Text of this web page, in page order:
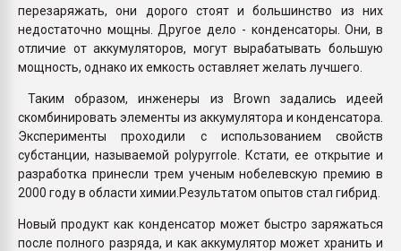
ПЕРЕЙТИ НА
перезаряжать, они дорого стоят и большинство из них
недостаточно мощны. Другое дело - конденсаторы. Они, в
отличие от аккумуляторов, могут вырабатывать большую
мощность, однако их емкость оставляет желать лучшего.
Таким образом, инженеры из Brown задались идеей
скомбинировать элементы из аккумулятора и конденсатора.
Эксперименты проходили с использованием свойств
субстанции, называемой polypyrrole. Кстати, ее открытие и
разработка принесли трем ученым нобелевскую премию в
2000 году в области химии.Результатом опытов стал гибрид.
Новый продукт как конденсатор может быстро заряжаться
после полного разряда, и как аккумулятор может хранить и